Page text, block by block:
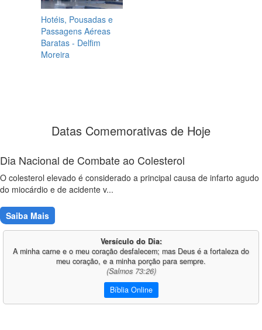
Hotéis, Pousadas e
Passagens Aéreas
Baratas - Delfim
Moreira
Datas Comemorativas de Hoje
Dia Nacional de Combate ao Colesterol
O colesterol elevado é considerado a principal causa de infarto agudo
do miocárdio e de acidente v...
Saiba Mais
Versículo do Dia:
A minha carne e o meu coração desfalecem; mas Deus é a fortaleza do
meu coração, e a minha porção para sempre.
(Salmos 73:26)
Bíblia Online